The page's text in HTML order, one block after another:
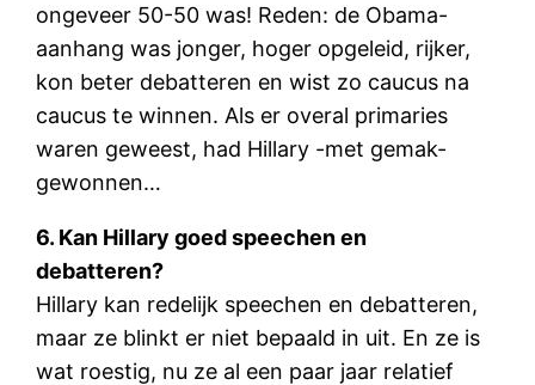
ongeveer 50-50 was! Reden: de Obama-
aanhang was jonger, hoger opgeleid, rijker,
kon beter debatteren en wist zo caucus na
caucus te winnen. Als er overal primaries
waren geweest, had Hillary -met gemak-
gewonnen…
6. Kan Hillary goed speechen en
debatteren?
Hillary kan redelijk speechen en debatteren,
maar ze blinkt er niet bepaald in uit. En ze is
wat roestig, nu ze al een paar jaar relatief